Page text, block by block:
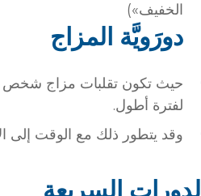
الخفيف»)
دورَويَّة المزاج
لفترة أطول.
وقد يتطور ذلك مع الوقت إلى
الدورات السريعة